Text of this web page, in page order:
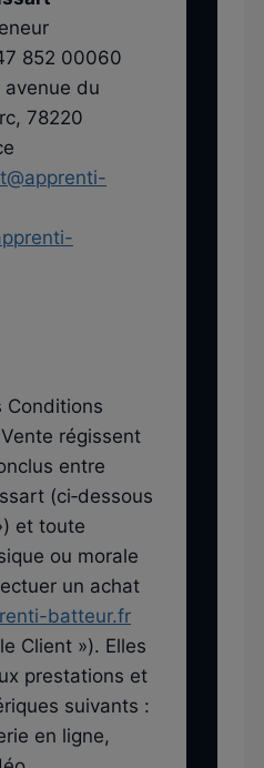
852 00060
du
78220
Conditions
régissent
entre
(ci‑dessous
et toute
ou morale
un achat
batteur.fr
Client »). Elles
prestations et
suivants :
en ligne,